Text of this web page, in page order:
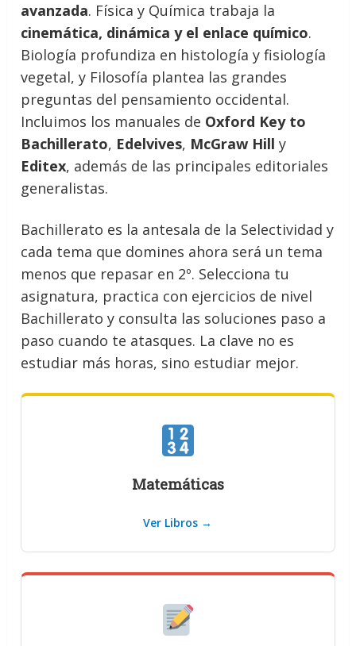
avanzada. Física y Química trabaja la
cinemática, dinámica y el enlace químico.
Biología profundiza en histología y fisiología
vegetal, y Filosofía plantea las grandes
preguntas del pensamiento occidental.
Incluimos los manuales de Oxford Key to
Bachillerato, Edelvives, McGraw Hill y
Editex, además de las principales editoriales
generalistas.
Bachillerato es la antesala de la Selectividad y
cada tema que domines ahora será un tema
menos que repasar en 2º. Selecciona tu
asignatura, practica con ejercicios de nivel
Bachillerato y consulta las soluciones paso a
paso cuando te atasques. La clave no es
estudiar más horas, sino estudiar mejor.
Matemáticas
Ver Libros →